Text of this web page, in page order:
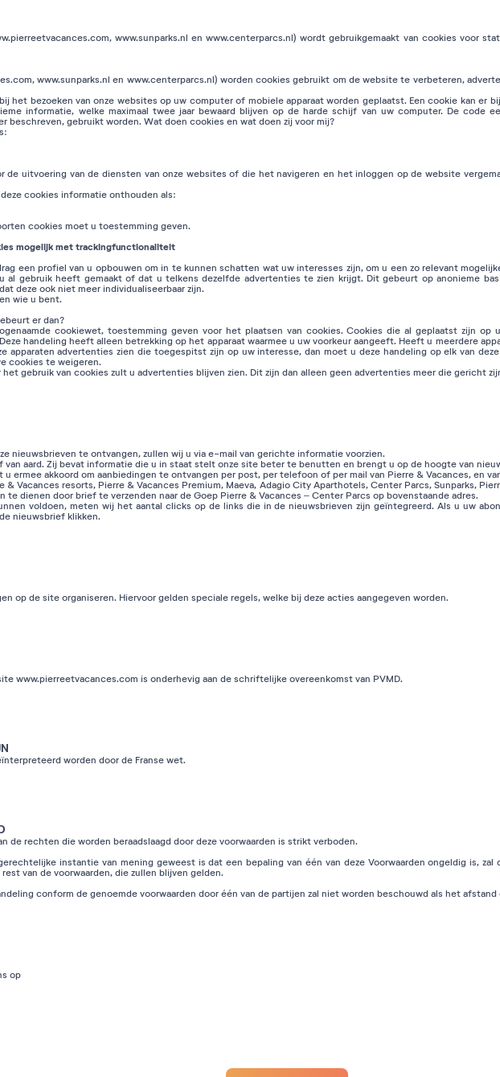
www.sunparks.nl en www.centerparcs.nl) wordt gebruikgemaakt van cookies voor
www.sunparks.nl en www.centerparcs.nl) worden cookies gebruikt om de website te verbeteren,
het bezoeken van onze websites op uw computer of mobiele apparaat worden geplaatst. Een cookie kan
informatie, welke maximaal twee jaar bewaard blijven op de harde schijf van uw computer. De code
beschreven, gebruikt worden. Wat doen cookies en wat doen zij voor mij?
de uitvoering van de diensten van onze websites of die het navigeren en het inloggen op de website
cookies informatie onthouden als:
cookies moet u toestemming geven.
mogelijk met trackingfunctionaliteit
een profiel van u opbouwen om in te kunnen schatten wat uw interesses zijn, om u een zo relevant
al gebruik heeft gemaakt of dat u telkens dezelfde advertenties te zien krijgt. Dit gebeurt op anonieme
deze ook niet meer individualiseerbaar zijn.
wie u bent.
er dan?
cookiewet, toestemming geven voor het plaatsen van cookies. Cookies die al geplaatst zijn
handeling heeft alleen betrekking op het apparaat waarmee u uw voorkeur aangeeft. Heeft u meerdere
apparaten advertenties zien die toegespitst zijn op uw interesse, dan moet u deze handeling op elk van
cookies te weigeren.
gebruik van cookies zult u advertenties blijven zien. Dit zijn dan alleen geen advertenties meer die gericht
nieuwsbrieven te ontvangen, zullen wij u via e-mail van gerichte informatie voorzien.
van aard. Zij bevat informatie die u in staat stelt onze site beter te benutten en brengt u op de hoogte van
u ermee akkoord om aanbiedingen te ontvangen per post, per telefoon of per mail van Pierre & Vacances, en
& Vacances resorts, Pierre & Vacances Premium, Maeva, Adagio City Aparthotels, Center Parcs, Sunparks,
dienen door brief te verzenden naar de Goep Pierre & Vacances – Center Parcs op bovenstaande adres.
voldoen, meten wij het aantal clicks op de links die in de nieuwsbrieven zijn geïntegreerd. Als u uw
nieuwsbrief klikken.
op de site organiseren. Hiervoor gelden speciale regels, welke bij deze acties aangegeven worden.
www.pierreetvacances.com is onderhevig aan de schriftelijke overeenkomst van PVMD.
worden door de Franse wet.
de rechten die worden beraadslaagd door deze voorwaarden is strikt verboden.
instantie van mening geweest is dat een bepaling van één van deze Voorwaarden ongeldig is,
van de voorwaarden, die zullen blijven gelden.
conform de genoemde voorwaarden door één van de partijen zal niet worden beschouwd als het afstand
op